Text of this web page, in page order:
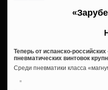
Теперь от испанско-
пневматических винтовок
Среди пневматики класса